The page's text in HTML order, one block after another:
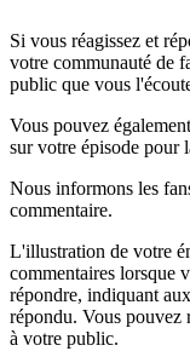
Si vous réagissez et
votre communauté de
public que vous
Vous pouvez
sur votre épisode pour
Nous informons les
commentaire.
L'illustration de votre
commentaires lorsque
répondre, indiquant
répondu. Vous pouvez
à votre public.